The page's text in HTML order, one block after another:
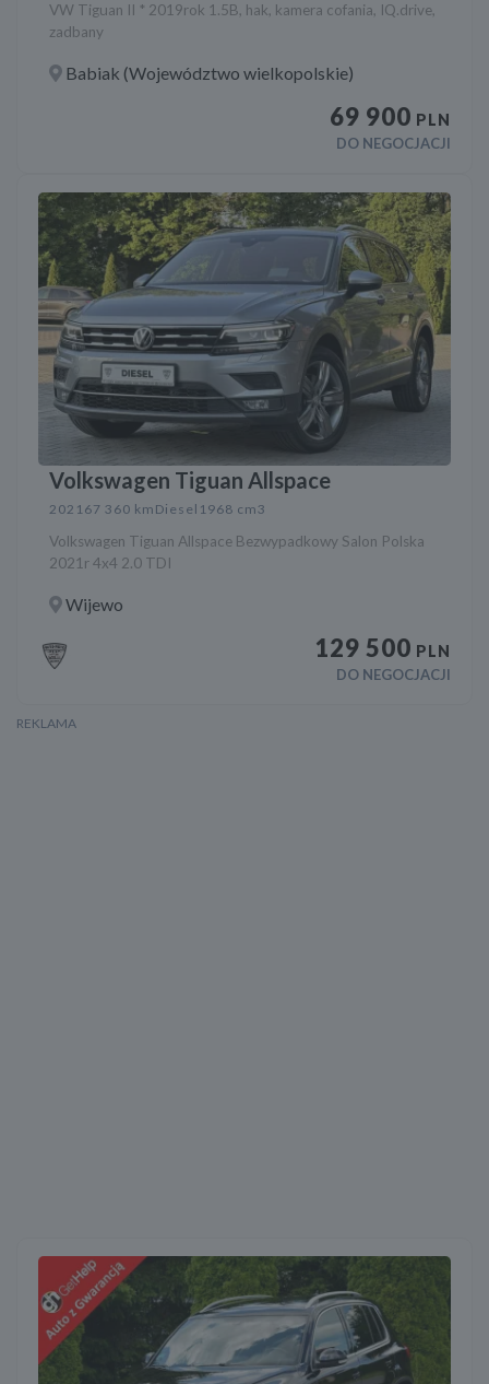
VW Tiguan II * 2019rok 1.5B, hak, kamera cofania, IQ.drive,
zadbany
Babiak (Województwo wielkopolskie)
69 900 PLN
DO NEGOCJACJI
Volkswagen Tiguan Allspace
202167 360 km Diesel 1968 cm3
Volkswagen Tiguan Allspace Bezwypadkowy Salon Polska
2021r 4x4 2.0 TDI
Wijewo
129 500 PLN
DO NEGOCJACJI